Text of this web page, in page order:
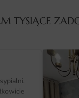
po
fototapeta Szare
do Zdjęć to
domu oraz biurze.
elegancji i
TYSIĄCE